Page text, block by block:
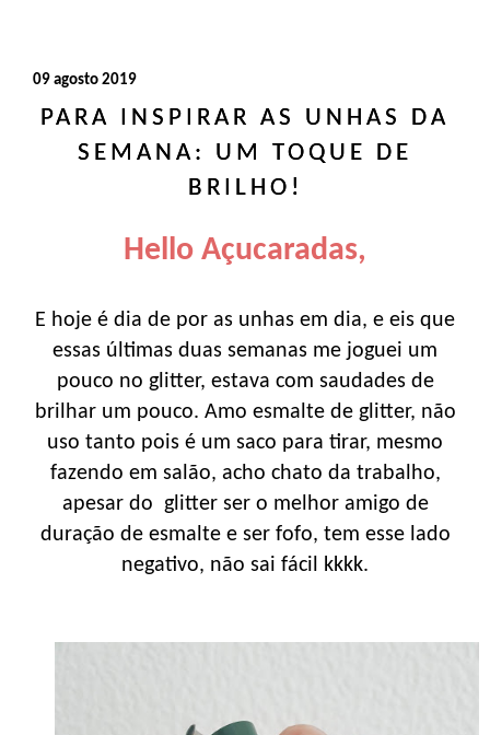
09 agosto 2019
PARA INSPIRAR AS UNHAS DA
SEMANA: UM TOQUE DE
BRILHO!
Hello Açucaradas,
E hoje é dia de por as unhas em dia, e eis que
essas últimas duas semanas me joguei um
pouco no glitter, estava com saudades de
brilhar um pouco. Amo esmalte de glitter, não
uso tanto pois é um saco para tirar, mesmo
fazendo em salão, acho chato da trabalho,
apesar do glitter ser o melhor amigo de
duração de esmalte e ser fofo, tem esse lado
negativo, não sai fácil kkkk.